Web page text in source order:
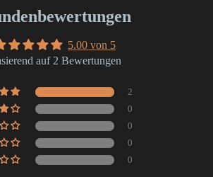
5.00 von 5
auf 2 Bewertungen
2
0
0
0
0